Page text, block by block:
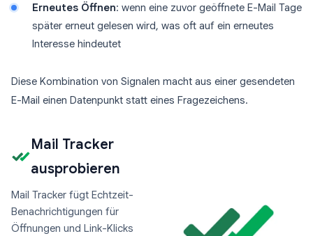
Erneutes Öffnen: wenn eine zuvor geöffnete E-Mail Tage
später erneut gelesen wird, was oft auf ein erneutes
Interesse hindeutet
Diese Kombination von Signalen macht aus einer gesendeten
E-Mail einen Datenpunkt statt eines Fragezeichens.
Mail Tracker
ausprobieren
Mail Tracker fügt Echtzeit-
Benachrichtigungen für
Öffnungen und Link-Klicks